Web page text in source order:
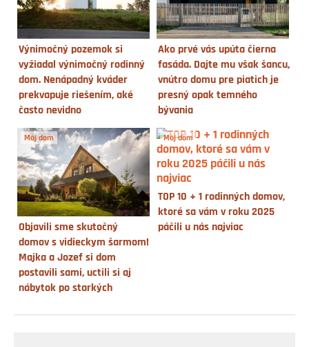
Výnimočný pozemok si
vyžiadal výnimočný rodinný
dom. Nenápadný kváder
prekvapuje riešením, aké
často nevidno
Ako prvé vás upúta čierna
fasáda. Dajte mu však šancu,
vnútro domu pre piatich je
presný opak temného
bývania
Môj dom
Objavili sme skutočný
domov s vidieckym šarmom!
Majka a Jozef si dom
postavili sami, uctili si aj
nábytok po starkých
Môj dom
TOP 10 + 1 rodinných domov,
ktoré sa vám v roku 2025
páčili u nás najviac